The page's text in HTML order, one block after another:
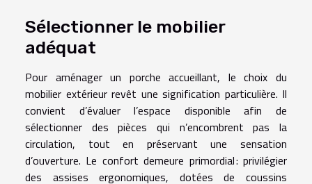
Sélectionner le mobilier
adéquat
Pour aménager un porche accueillant, le choix du
mobilier extérieur revêt une signification particulière. Il
convient d’évaluer l’espace disponible afin de
sélectionner des pièces qui n’encombrent pas la
circulation, tout en préservant une sensation
d’ouverture. Le confort demeure primordial : privilégier
des assises ergonomiques, dotées de coussins